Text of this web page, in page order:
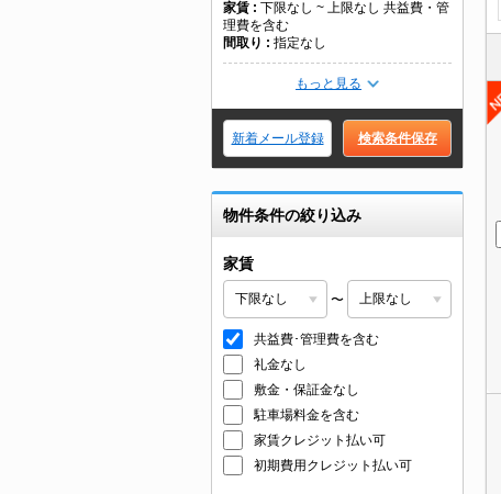
家賃
下限なし ~ 上限なし 共益費・管
理費を含む
間取り
指定なし
もっと見る
新着メール登録 検索条件保存
物件条件の絞り込み
家賃
〜
共益費･管理費を含む
礼金なし
敷金・保証金なし
駐車場料金を含む
家賃クレジット払い可
初期費用クレジット払い可